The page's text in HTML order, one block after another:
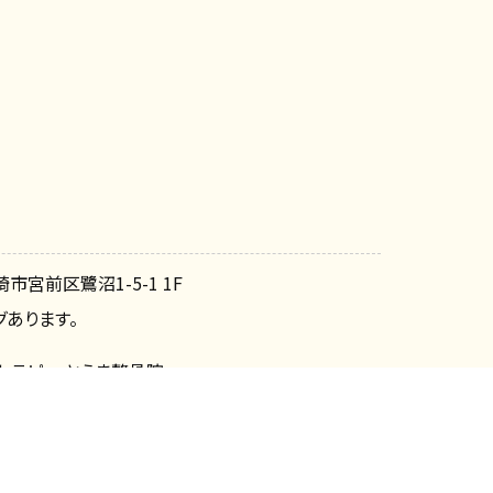
市宮前区鷺沼1-5-1 1F
ります。
ラピー とうま整骨院